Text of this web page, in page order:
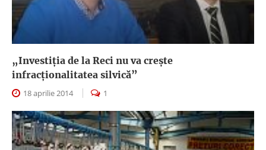
„Investiţia de la Reci nu va creşte
infracţionalitatea silvică”
18 aprilie 2014 1